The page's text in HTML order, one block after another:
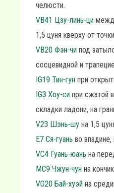
челюсти.
VB41 Цзу-линь-ци
1,5 цуня кверху от
VB20 Фэн-чи под
сосцевидной и
IG19 Тин-гун при
IG3 Хоу-си при сжатой
складки ладони, на
V23 Шэнь-шу на 1,5
Е7 Ся-гуань во
VC4 Гуань-юань на
MC9 Чжун-чун на
VG20 Бай-хуэй на